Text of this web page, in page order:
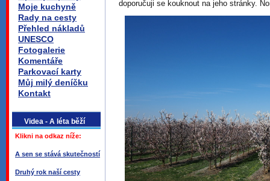
Moje kuchyně
Rady na cesty
Přehled nákladů
UNESCO
Fotogalerie
Komentáře
Parkovací karty
Můj milý deníčku
Kontakt
Videa - A léta běží
Klikni na odkaz níže:
A sen se stává skutečností
Druhý rok naší cesty
doporučuji se kouknout na jeho stránky.